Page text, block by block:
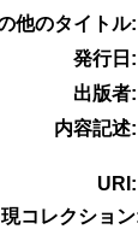
他のタイトル:
発行日:
出版者:
内容記述:
URI:
コレクショ